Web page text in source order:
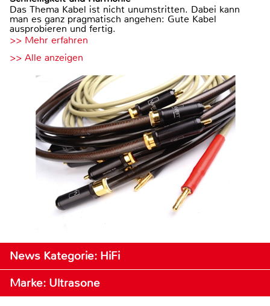
Das Thema Kabel ist nicht unumstritten. Dabei kann
man es ganz pragmatisch angehen: Gute Kabel
ausprobieren und fertig.
>> Mehr erfahren
>> Alle anzeigen
News Kategorie: HiFi
Marke: Ultrasone